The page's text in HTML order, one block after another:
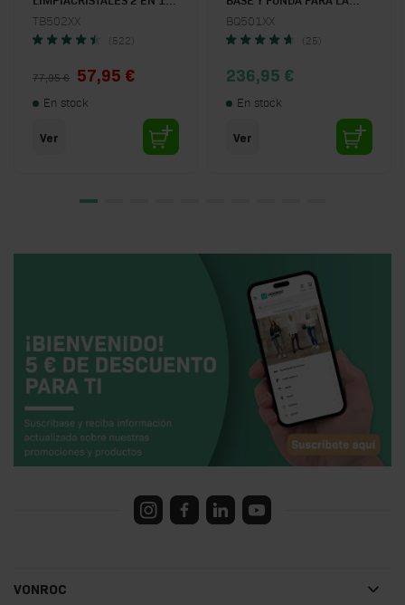
MANGUERA Y DOSIFICADOR
DE JABÓN
TB502XX
(522)
77,95 € Special Price
57,95 €
En stock
Ver
LLUVIA
BQ501XX
(25)
236,95 €
En stock
Ver
VONROC